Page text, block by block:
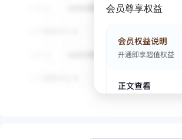
会员尊享权益